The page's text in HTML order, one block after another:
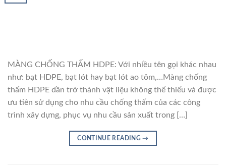
MÀNG CHỐNG THẤM HDPE: Với nhiều tên gọi khác nhau
như: bạt HDPE, bạt lót hay bạt lót ao tôm,…Màng chống
thấm HDPE dần trở thành vật liệu không thể thiếu và được
ưu tiên sử dụng cho nhu cầu chống thấm của các công
trình xây dựng, phục vụ nhu cầu sản xuất trong […]
CONTINUE READING→